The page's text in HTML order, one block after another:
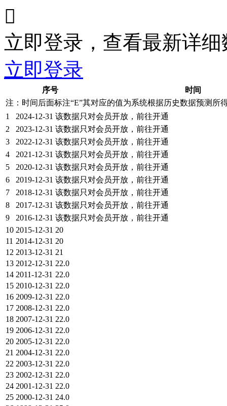

立即登录，查看最新详细
立即登录
序号
时间
注：时间后面标注“E”其对应的值为系统根据历史数据预测所
1
2024-12-31 该数据只对会员开放，前往开通
2
2023-12-31 该数据只对会员开放，前往开通
3
2022-12-31 该数据只对会员开放，前往开通
4
2021-12-31 该数据只对会员开放，前往开通
5
2020-12-31 该数据只对会员开放，前往开通
6
2019-12-31 该数据只对会员开放，前往开通
7
2018-12-31 该数据只对会员开放，前往开通
8
2017-12-31 该数据只对会员开放，前往开通
9
2016-12-31 该数据只对会员开放，前往开通
10 2015-12-31 20
11 2014-12-31 20
12 2013-12-31 21
13 2012-12-31 22.0
14 2011-12-31 22.0
15 2010-12-31 22.0
16 2009-12-31 22.0
17 2008-12-31 22.0
18 2007-12-31 22.0
19 2006-12-31 22.0
20 2005-12-31 22.0
21 2004-12-31 22.0
22 2003-12-31 22.0
23 2002-12-31 22.0
24 2001-12-31 22.0
25 2000-12-31 24.0